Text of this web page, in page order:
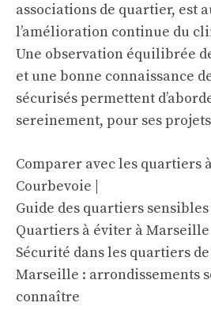
associations de quartier, est
l’amélioration continue du
Une observation équilibrée
et une bonne connaissance
sécurisés permettent
sereinement, pour ses
Comparer avec les quartiers
Courbevoie
Guide des quartiers
Quartiers à éviter à
Sécurité dans les quartiers
Marseille : arrondissements
connaître